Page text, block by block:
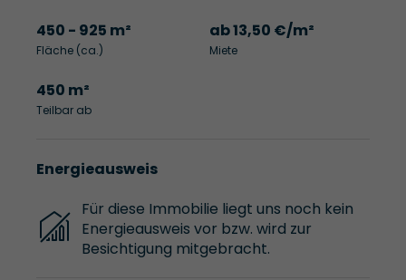
450 - 925 m²
Fläche (ca.)
ab 13,50 €/m²
Miete
450 m²
Teilbar ab
Energieausweis
Für diese Immobilie liegt uns noch kein
Energieausweis vor bzw. wird zur
Besichtigung mitgebracht.